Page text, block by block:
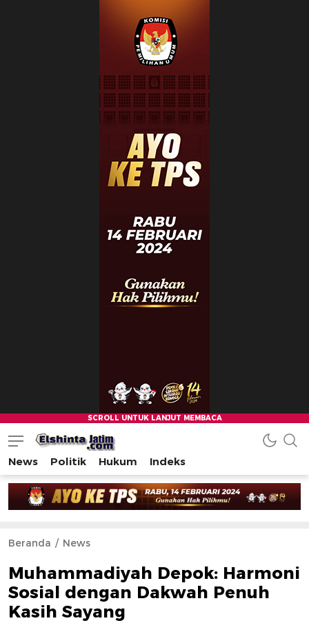
News Politik Hukum Indeks
Beranda News
Muhammadiyah Depok: Harmoni
Sosial dengan Dakwah Penuh
Kasih Sayang